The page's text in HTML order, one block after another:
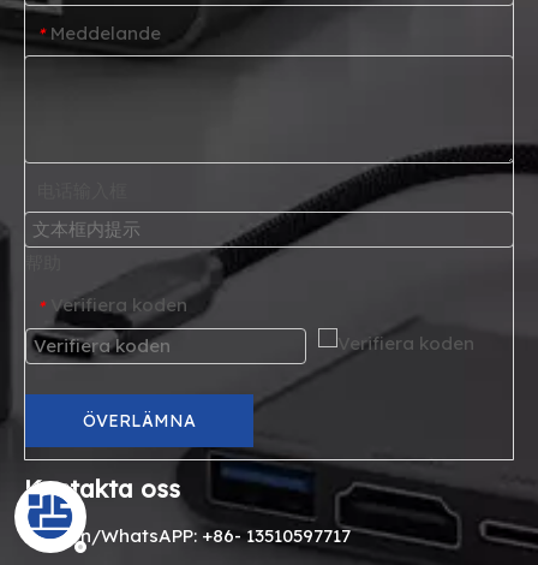
* Meddelande
* Verifiera koden
ÖVERLÄMNA
Kontakta oss
Telefon/WhatsAPP: +86- 13510597717